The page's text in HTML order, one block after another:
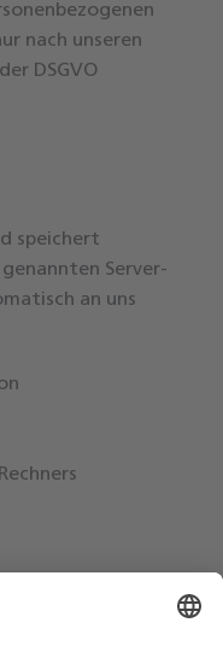
nach unseren
DSGVO
speichert
Server-
an uns
mit anderen